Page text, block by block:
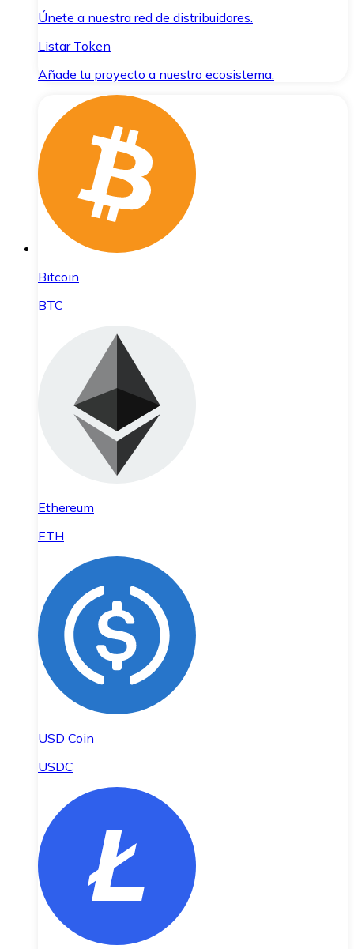
Únete a nuestra red de distribuidores.
Listar Token
Añade tu proyecto a nuestro ecosistema.
Bitcoin
BTC
Ethereum
ETH
USD Coin
USDC